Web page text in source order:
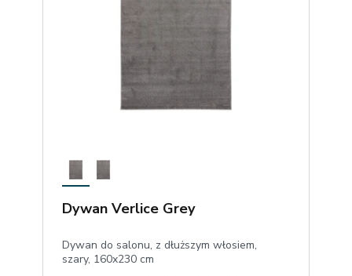
Dywan Verlice Grey
Dywan do salonu, z dłuższym włosiem,
szary, 160x230 cm